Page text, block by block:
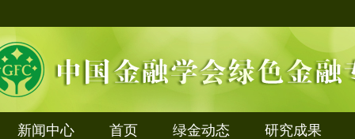
新闻中心 首页 绿金动态 研究成果